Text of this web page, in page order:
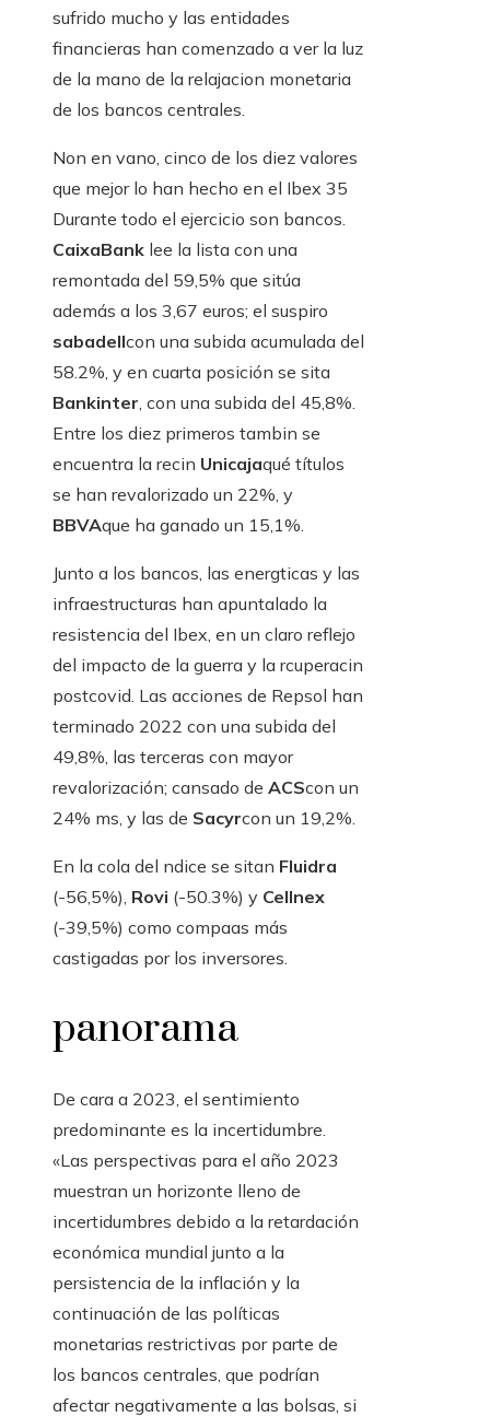
sufrido mucho y las entidades
financieras han comenzado a ver la luz
de la mano de la relajacion monetaria
de los bancos centrales.
Non en vano, cinco de los diez valores
que mejor lo han hecho en el Ibex 35
Durante todo el ejercicio son bancos.
CaixaBank lee la lista con una
remontada del 59,5% que sitúa
además a los 3,67 euros; el suspiro
sabadellcon una subida acumulada del
58.2%, y en cuarta posición se sita
Bankinter, con una subida del 45,8%.
Entre los diez primeros tambin se
encuentra la recin Unicajaqué títulos
se han revalorizado un 22%, y
BBVAque ha ganado un 15,1%.
Junto a los bancos, las energticas y las
infraestructuras han apuntalado la
resistencia del Ibex, en un claro reflejo
del impacto de la guerra y la rcuperacin
postcovid. Las acciones de Repsol han
terminado 2022 con una subida del
49,8%, las terceras con mayor
revalorización; cansado de ACScon un
24% ms, y las de Sacyrcon un 19,2%.
En la cola del ndice se sitan Fluidra
(-56,5%), Rovi (-50.3%) y Cellnex
(-39,5%) como compaas más
castigadas por los inversores.
panorama
De cara a 2023, el sentimiento
predominante es la incertidumbre.
«Las perspectivas para el año 2023
muestran un horizonte lleno de
incertidumbres debido a la retardación
económica mundial junto a la
persistencia de la inflación y la
continuación de las políticas
monetarias restrictivas por parte de
los bancos centrales, que podrían
afectar negativamente a las bolsas, si